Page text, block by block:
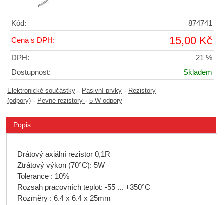
Kód: 874741
Cena s DPH: 15,00 Kč
DPH:
21 %
Dostupnost:
Skladem
Elektronické součástky - Pasivní prvky - Rezistory
(odpory) - Pevné rezistory - 5 W odpory
Popis
Drátový axiální rezistor 0,1R
Ztrátový výkon (70°C): 5W
Tolerance : 10%
Rozsah pracovních teplot: -55 ... +350°C
Rozměry : 6.4 x 6.4 x 25mm